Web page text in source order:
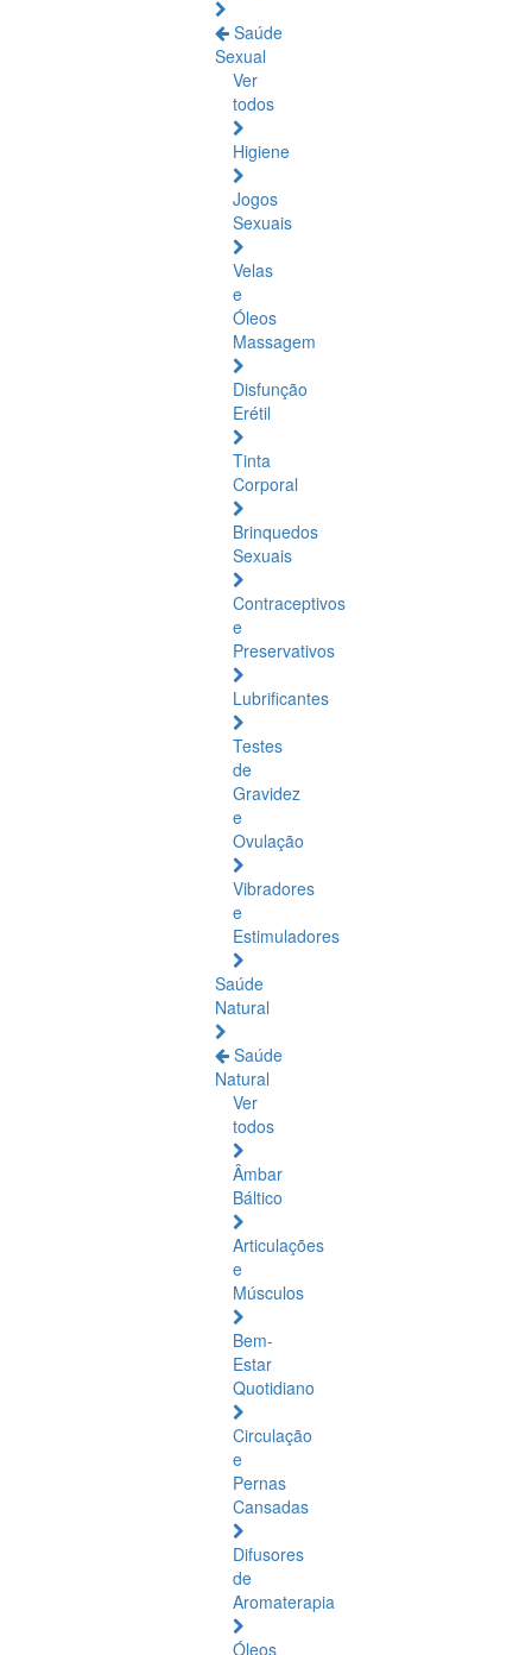
Saúde
Sexual
Ver
todos
Higiene
Jogos
Sexuais
Velas
e
Óleos
Massagem
Disfunção
Erétil
Tinta
Corporal
Brinquedos
Sexuais
Contraceptivos
e
Preservativos
Lubrificantes
Testes
de
Gravidez
e
Ovulação
Vibradores
e
Estimuladores
Saúde
Natural
Saúde
Natural
Ver
todos
Âmbar
Báltico
Articulações
e
Músculos
Bem-
Estar
Quotidiano
Circulação
e
Pernas
Cansadas
Difusores
de
Aromaterapia
Óleos